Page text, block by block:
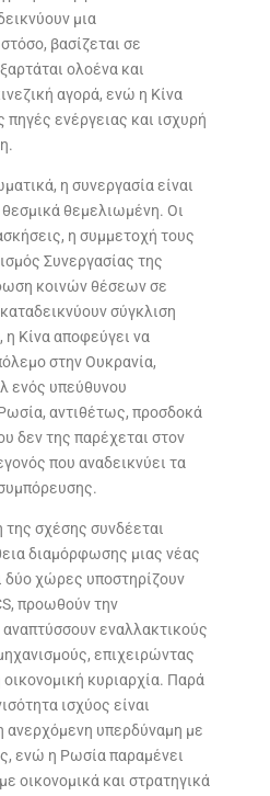
μια
βασίζεται σε
ολοένα και
αγορά, ενώ η Κίνα
πηγές ενέργειας και ισχυρή
η συνεργασία είναι
θεσμικά θεμελιωμένη. Οι
η συμμετοχή τους
Συνεργασίας της
κοινών θέσεων σε
σύγκλιση
Κίνα αποφεύγει να
στην Ουκρανία,
ενός υπεύθυνου
αντιθέτως, προσδοκά
δεν της παρέχεται στον
που αναδεικνύει τα
της σχέσης συνδέεται
διαμόρφωσης μιας νέας
δύο χώρες υποστηρίζουν
προωθούν την
εναλλακτικούς
επιχειρώντας
κυριαρχία. Παρά
ισχύος είναι
ανερχόμενη υπερδύναμη με
ενώ η Ρωσία παραμένει
οικονομικά και στρατηγικά